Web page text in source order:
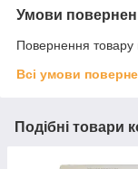
Умови
Повернення товару
Всі умови
Подібні товари